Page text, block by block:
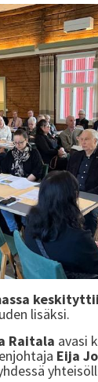
lisäksi.
Raitala avasi
Eija